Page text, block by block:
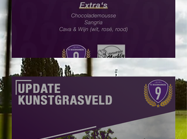
Paëlla Festijn: Bestel hier!